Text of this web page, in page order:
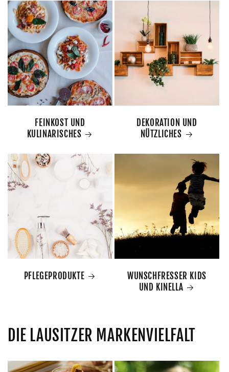
FEINKOST UND
KULINARISCHES
DEKORATION UND
NÜTZLICHES
PFLEGEPRODUKTE
WUNSCHFRESSER KIDS
UND KINELLA
DIE LAUSITZER MARKENVIELFALT